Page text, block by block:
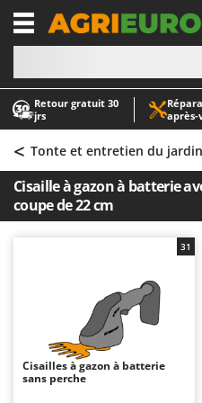
Retour gratuit 30
jrs
-1
A
Abris de jardin
Accessoires pour
Aérateurs
Arracheuses de
Aspirateurs à cendres
Aspirateurs à feuilles
Aspirateurs de piscine
Aspirateurs
Atomiseurs agricoles
Atomiseurs pour
A
AgriEuro Premium
AgriEuro TOP-LINE
AGT
ALA 2000
Alpina
Ama
< Tonte et entretien du jardin
Cisaille à gazon à batterie
coupe de 22 cm
Cisailles à gazon à batterie
sans perche
31